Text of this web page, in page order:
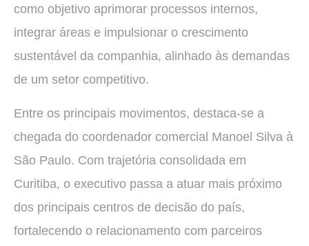
como objetivo aprimorar processos internos,
integrar áreas e impulsionar o crescimento
sustentável da companhia, alinhado às demandas
de um setor competitivo.
Entre os principais movimentos, destaca-se a
chegada do coordenador comercial Manoel Silva à
São Paulo. Com trajetória consolidada em
Curitiba, o executivo passa a atuar mais próximo
dos principais centros de decisão do país,
fortalecendo o relacionamento com parceiros